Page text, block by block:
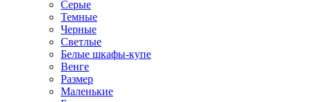
Серые
Темные
Черные
Светлые
Белые шкафы-купе
Венге
Размер
Маленькие